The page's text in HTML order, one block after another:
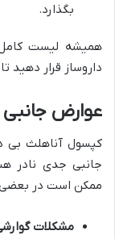
بگذارد.
همیشه لیست کامل
داروساز قرار دهید
عوارض جانبی
کپسول آناهلث بی
جانبی جدی نادر
ممکن است در بعضی
مشکلات